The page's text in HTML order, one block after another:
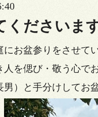
くださいま
お盆参りをさせて
を偲び・敬う心で
）と手分けしてお